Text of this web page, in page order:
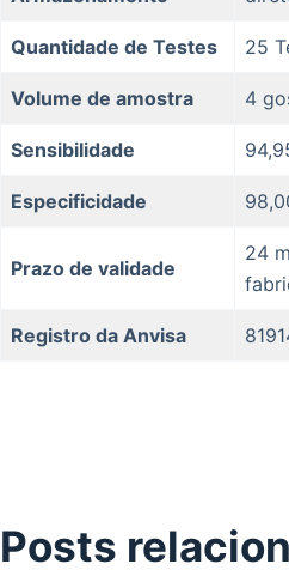
Quantidade de Testes 25
Volume de amostra 4
Sensibilidade
Especificidade
Prazo de validade
24
Registro da Anvisa
Posts